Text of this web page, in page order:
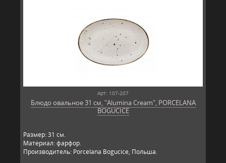
Арт: 107-207
Блюдо овальное 31 см, "Alumina Cream", PORCELANA
BOGUCICE
Размер: 31 см.
Материал: фарфор.
Производитель: Porcelana Bogucice, Польша.